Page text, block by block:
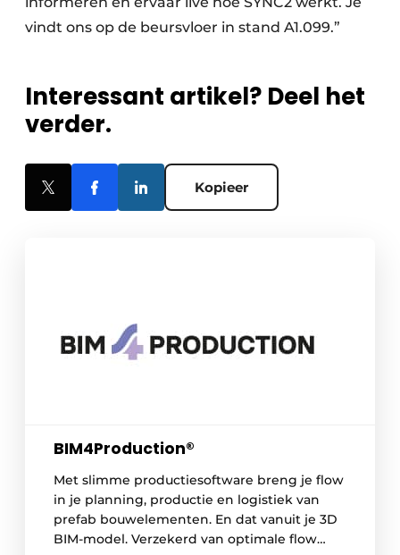
vindt ons op de beursvloer in stand A1.099.”
Interessant artikel? Deel het
verder.
Kopieer
BIM4Production®
Met slimme productiesoftware breng je flow
in je planning, productie en logistiek van
prefab bouwelementen. En dat vanuit je 3D
BIM-model. Verzekerd van optimale flow